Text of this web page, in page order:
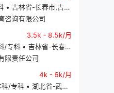
• 吉林省-长春市,吉...
咨询有限公司
3.5k - 8.5k/月
/专科 • 吉林省-长春...
限责任公司
4k - 6k/月
/专科 • 湖北省-武...